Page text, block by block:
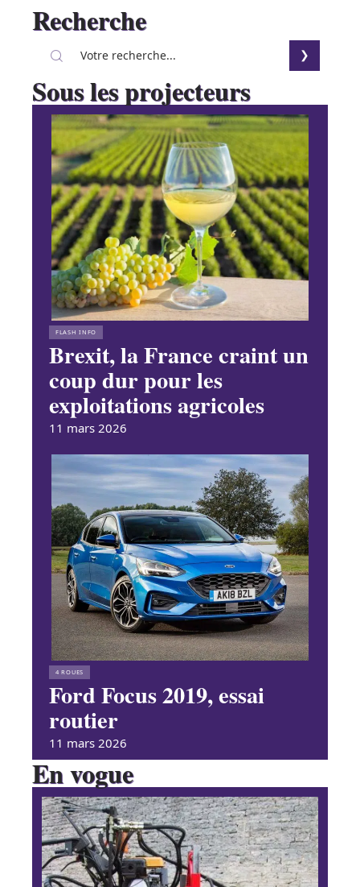
Recherche
Sous les projecteurs
FLASH INFO
Brexit, la France craint un
coup dur pour les
exploitations agricoles
11 mars 2026
4 ROUES
Ford Focus 2019, essai
routier
11 mars 2026
En vogue